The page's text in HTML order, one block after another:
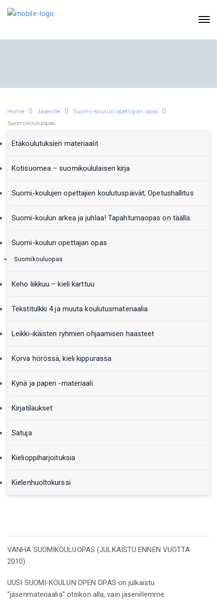
Home Jäsenille
Suomi-koulun opettajan opas
Suomikouluopas
Etäkoulutuksien materiaalit
Kotisuomea – suomikoululaisen kirja
Suomi-koulujen opettajien koulutuspäivät, Opetushallitus
Suomi-koulun arkea ja juhlaa! Tapahtumaopas on täällä.
Suomi-koulun opettajan opas
Suomikouluopas
Keho liikkuu – kieli karttuu
Tekstitulkki 4 ja muuta koulutusmateriaalia
Leikki-ikäisten ryhmien ohjaamisen haasteet
Korva hörössä, kieli kippurassa
Kynä ja paperi -materiaali
Kirjatilaukset
Satuja
Kielioppiharjoituksia
Kielenhuoltokurssi
VANHA SUOMIKOULUOPAS (JULKAISTU ENNEN VUOTTA
2010)
UUSI SUOMI-KOULUN OPEN OPAS on julkaistu
“jäsenmateriaalia” otsikon alla, vain jäsenillemme.